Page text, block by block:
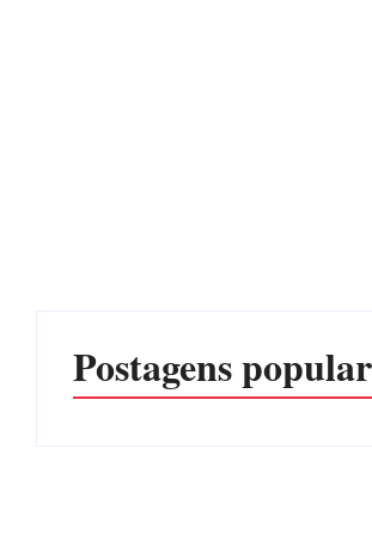
Postagens